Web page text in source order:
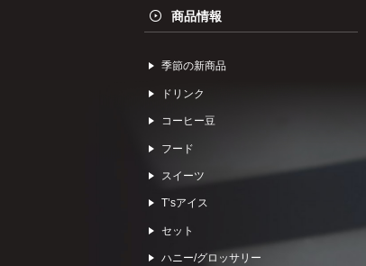
商品情報
季節の新商品
ドリンク
コーヒー⾖
フード
スイーツ
Tʼsアイス
セット
ハニー/グロッサリー